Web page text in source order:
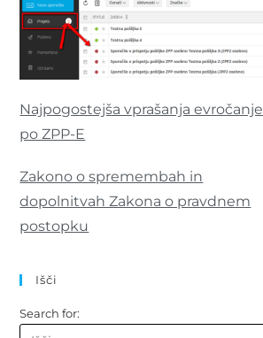
Najpogostejša vprašanja evročanje
po ZPP-E
Zakono o spremembah in
dopolnitvah Zakona o pravdnem
postopku
Išči
Search for: